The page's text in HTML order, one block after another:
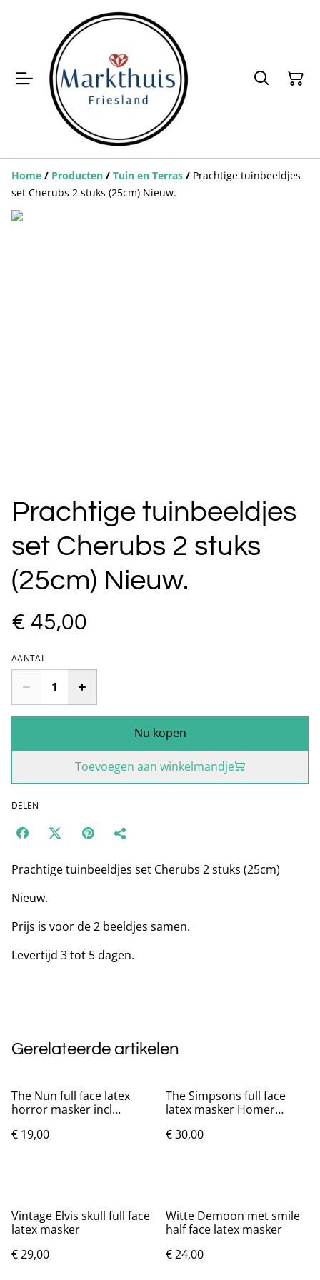
Home / Producten / Tuin en Terras / Prachtige tuinbeeldjes
set Cherubs 2 stuks (25cm) Nieuw.
Prachtige tuinbeeldjes
set Cherubs 2 stuks
(25cm) Nieuw.
€ 45,00
AANTAL
Nu kopen
Toevoegen aan winkelmandje
DELEN
Prachtige tuinbeeldjes set Cherubs 2 stuks (25cm)
Nieuw.
Prijs is voor de 2 beeldjes samen.
Levertijd 3 tot 5 dagen.
Gerelateerde artikelen
The Nun full face latex
horror masker incl
€ 19,00
The Simpsons full face
latex masker Homer
€ 30,00
Vintage Elvis skull full face
latex masker
€ 29,00
Witte Demoon met smile
half face latex masker
€ 24,00